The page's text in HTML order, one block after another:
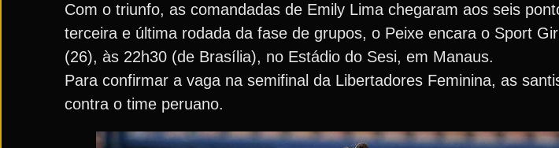
Com o triunfo, as comandadas de Emily Lima chegaram aos seis
terceira e última rodada da fase de grupos, o Peixe encara o Sport
(26), às 22h30 (de Brasília), no Estádio do Sesi, em Manaus.
Para confirmar a vaga na semifinal da Libertadores Feminina, as
contra o time peruano.